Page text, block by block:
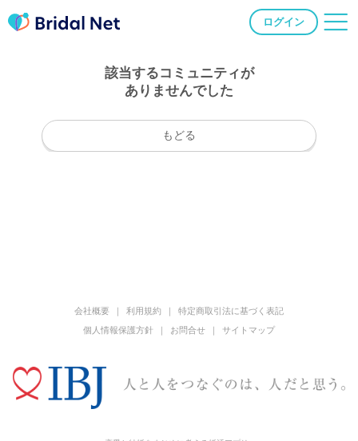
ログイン
該当するコミュニティが
ありませんでした
もどる
会社概要 利用規約
特定商取引法に基づく表記
個人情報保護方針
お問合せ サイトマップ